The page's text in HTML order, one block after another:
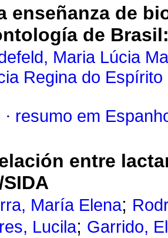
enseñanza de
de Brasil
Maria Lúcia
Regina do Espírito
· resumo em
entre
María Elena;
Lucila; Garrido,